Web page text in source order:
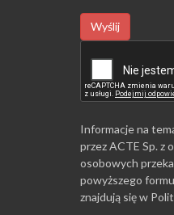
Wyślij
Informacje na
przez ACTE Sp. z
osobowych
powyższego
znajdują się w